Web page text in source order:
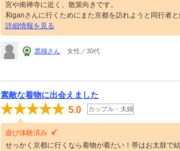
宮や南禅寺に近く、散策向きです。
和ganさんに行くためにまた京都を訪れようと同行者と
詳細情報を見る
黒猫さん 女性／30代
素敵な着物に出会えました
5.0 カップル・夫婦
遊び体験済み
せっかく京都に行くなら着物が着たい！帯はお太鼓で